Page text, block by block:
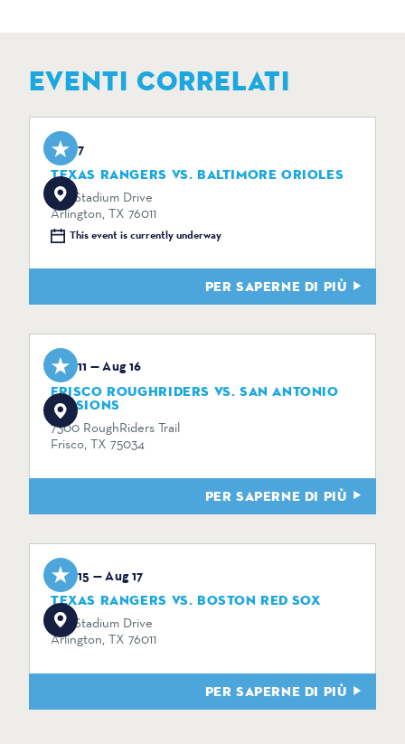
EVENTI CORRELATI
Aug 7
TEXAS RANGERS VS. BALTIMORE ORIOLES
734 Stadium Drive
Arlington, TX 76011
This event is currently underway
PER SAPERNE DI PIÙ
Aug 11 — Aug 16
FRISCO ROUGHRIDERS VS. SAN ANTONIO
MISSIONS
7300 RoughRiders Trail
Frisco, TX 75034
PER SAPERNE DI PIÙ
Aug 15 — Aug 17
TEXAS RANGERS VS. BOSTON RED SOX
734 Stadium Drive
Arlington, TX 76011
PER SAPERNE DI PIÙ